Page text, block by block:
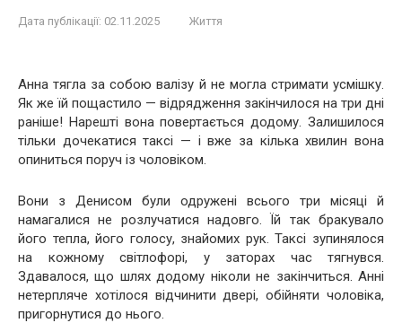
Дата публікації: 02.11.2025 Життя
Анна тягла за собою валізу й не могла стримати усмішку.
Як же їй пощастило — відрядження закінчилося на три дні
раніше! Нарешті вона повертається додому. Залишилося
тільки дочекатися таксі — і вже за кілька хвилин вона
опиниться поруч із чоловіком.
Вони з Денисом були одружені всього три місяці й
намагалися не розлучатися надовго. Їй так бракувало
його тепла, його голосу, знайомих рук. Таксі зупинялося
на кожному світлофорі, у заторах час тягнувся.
Здавалося, що шлях додому ніколи не закінчиться. Анні
нетерпляче хотілося відчинити двері, обійняти чоловіка,
пригорнутися до нього.